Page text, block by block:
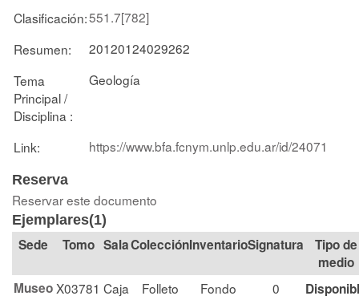
Clasificación:551.7[782]
Resumen:
20120124029262
Tema
Principal /
Disciplina :
Geología
Link: https://www.bfa.fcnym.unlp.edu.ar/id/24071
Reserva
Reservar este documento
Ejemplares(1)
Tomo SalaColección Signatura
Tipo de
medio
MuseoX03781 Caja
Folleto
Fondo
0